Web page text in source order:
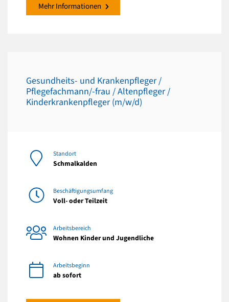
Mehr Informationen
Gesundheits- und Krankenpfleger /
Pflegefachmann/-frau / Altenpfleger /
Kinderkrankenpfleger (m/w/d)
Standort
Schmalkalden
Beschäftigungsumfang
Voll- oder Teilzeit
Arbeitsbereich
Wohnen Kinder und Jugendliche
Arbeitsbeginn
ab sofort